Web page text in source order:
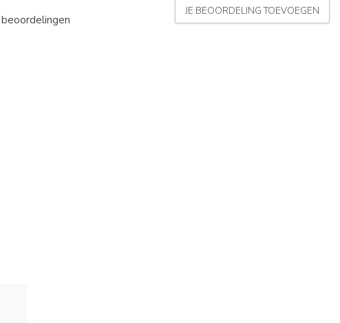
beoordelingen
JE BEOORDELING TOEVOEGEN